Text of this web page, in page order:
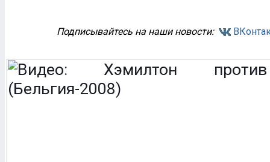
Подписывайтесь на наши новости: